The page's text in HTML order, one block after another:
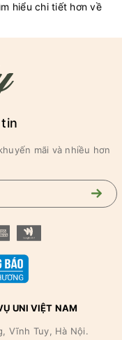
hiểu chi tiết hơn về
mãi và nhiều hơn
UNI VIỆT NAM
Vĩnh Tuy, Hà Nội.